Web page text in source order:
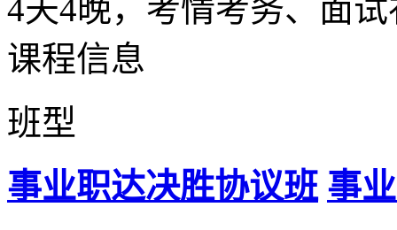
4天4晚，考情考务、面
课程信息
班型
事业职达决胜协议班 事